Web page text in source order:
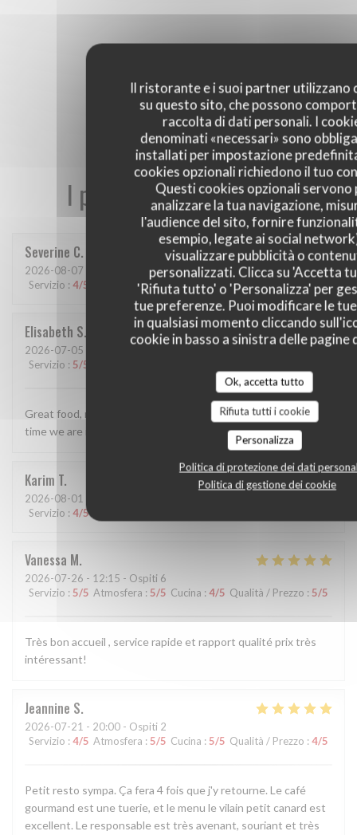
Il ristorante e i suoi partner utilizzano
su questo sito, che possono
raccolta di dati personali. I
denominati «necessari» sono
installati per impostazione
cookies opzionali richiedono il tuo
Questi cookies opzionali servono
analizzare la tua navigazione,
l'audience del sito, fornire
esempio, legate ai social
visualizzare pubblicità o
personalizzati. Clicca su 'Accetta
'Rifiuta tutto' o 'Personalizza' per
tue preferenze. Puoi modificare le
in qualsiasi momento cliccando
cookie in basso a sinistra delle pagine
Ok, accetta tutto
Rifiuta tutti i cookie
Personalizza
Politica di protezione dei dati
Politica di gestione dei cookie
I pareri dei nostri clienti
Severine C
2026-08-07 - 12:15 - Ospiti 6
Servizio : 4/5 Atmosfera:3/5 Cucina: 3/5 Qualità / Prezzo: 3/5
Elisabeth S
2026-07-05
Servizio : 5/5
Great food, really lovely staff. Perfect for us - we visit every
time we are in Tours now.
Karim T
2026-08-01
Servizio : 4/5
Vanessa M
2026-07-26 - 12:15 - Ospiti 6
Servizio : 5/5 Atmosfera : 5/5 Cucina : 4/5 Qualità / Prezzo : 5/5
Très bon accueil , service rapide et rapport qualité prix très
intéressant!
Jeannine S
2026-07-21 - 20:00 - Ospiti 2
Servizio : 4/5 Atmosfera : 5/5 Cucina : 5/5 Qualità / Prezzo : 4/5
Petit resto sympa. Ça fera 4 fois que j'y retourne. Le café
gourmand est une tuerie, et le menu le vilain petit canard est
excellent. Le responsable est très avenant, souriant et très